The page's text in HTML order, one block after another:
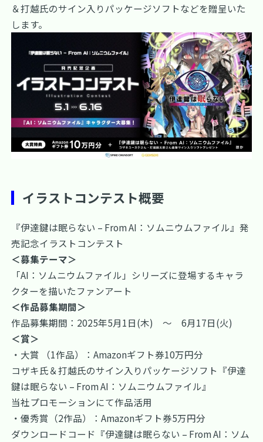
＆打越氏のサイン入りパッケージソフトなどを贈呈いた
します。
イラストコンテスト概要
『伊達鍵は眠らない – From AI：ソムニウムファイル』発
売記念イラストコンテスト
＜募集テーマ＞
「AI：ソムニウムファイル」シリーズに登場するキャラ
クターを描いたファンアート
＜作品募集期間＞
作品募集期間：2025年5月1日(木) ～ 6月17日(火)
＜賞＞
・大賞 （1作品）：Amazonギフト券10万円分
コザキ氏＆打越氏のサイン入りパッケージソフト『伊達
鍵は眠らない – From AI：ソムニウムファイル』
当社プロモーションにて作品活用
・優秀賞（2作品）：Amazonギフト券5万円分
ダウンロードコード『伊達鍵は眠らない – From AI：ソム